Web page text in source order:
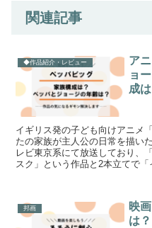
関連記事
◆作品紹介・レビュー
ア
ョ
成
イギリス発の子ども向けアニメ
たの家族が主人公の日常を描い
レビ東京系にて放送しており、
スク」という作品と2本立てで「
邦画
映
は